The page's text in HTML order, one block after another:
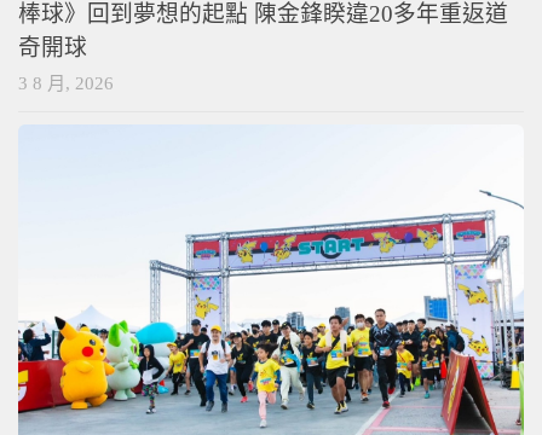
棒球》回到夢想的起點 陳金鋒睽違20多年重返道
奇開球
3 8 月, 2026